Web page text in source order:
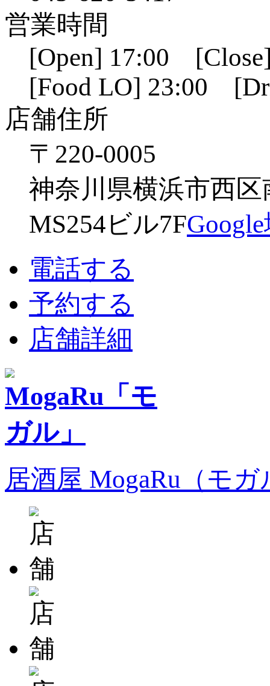
営業時間
[Open] 17:00
[Food LO] 23:00
店舗住所
〒220-0005
神奈川県横浜市西区
MS254ビル7F
電話する
予約する
店舗詳細
居酒屋 MogaRu（モ